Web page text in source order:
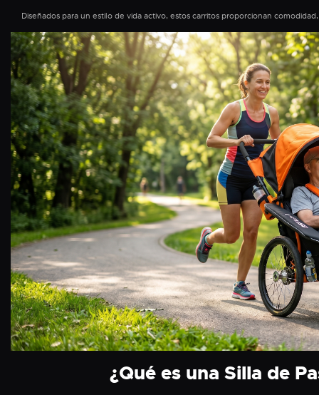
Diseñados para un estilo de vida activo, estos carritos proporcionan
¿Qué es una Silla de